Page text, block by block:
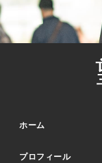
ホーム
プロフィール